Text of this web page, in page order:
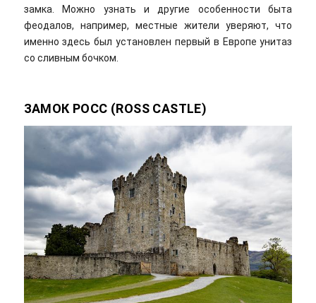
замка. Можно узнать и другие особенности быта
феодалов, например, местные жители уверяют, что
именно здесь был установлен первый в Европе унитаз
со сливным бочком.
ЗАМОК РОСС (ROSS CASTLE)